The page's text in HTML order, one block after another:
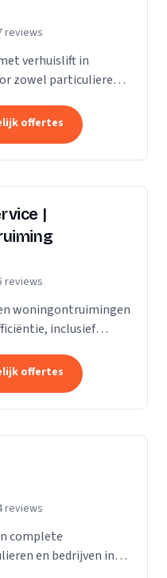
reviews
verhuislift in
zowel particulieren
offertes
|
reviews
woningontruimingen
inclusief
offertes
reviews
complete
en bedrijven in